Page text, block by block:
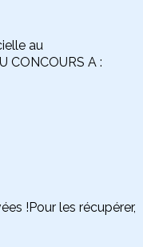
au
CONCOURS A :
!Pour les récupérer,